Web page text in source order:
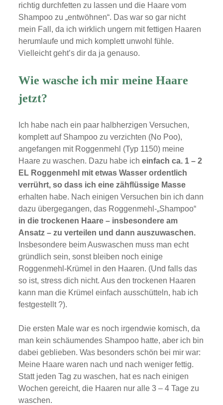
richtig durchfetten zu lassen und die Haare vom
Shampoo zu „entwöhnen“. Das war so gar nicht
mein Fall, da ich wirklich ungern mit fettigen Haaren
herumlaufe und mich komplett unwohl fühle.
Vielleicht geht’s dir da ja genauso.
Wie wasche ich mir meine Haare
jetzt?
Ich habe nach ein paar halbherzigen Versuchen,
komplett auf Shampoo zu verzichten (No Poo),
angefangen mit Roggenmehl (Typ 1150) meine
Haare zu waschen. Dazu habe icheinfach ca. 1 – 2
EL Roggenmehl mit etwas Wasser ordentlich
verrührt, so dass ich eine zähflüssige Masse
erhalten habe. Nach einigen Versuchen bin ich dann
dazu übergegangen, das Roggenmehl-„Shampoo“
in die trockenen Haare – insbesondere am
Ansatz – zu verteilen und dann auszuwaschen.
Insbesondere beim Auswaschen muss man echt
gründlich sein, sonst bleiben noch einige
Roggenmehl-Krümel in den Haaren. (Und falls das
so ist, stress dich nicht. Aus den trockenen Haaren
kann man die Krümel einfach ausschütteln, hab ich
festgestellt ?).
Die ersten Male war es noch irgendwie komisch, da
man kein schäumendes Shampoo hatte, aber ich bin
dabei geblieben. Was besonders schön bei mir war:
Meine Haare waren nach und nach weniger fettig.
Statt jeden Tag zu waschen, hat es nach einigen
Wochen gereicht, die Haaren nur alle 3 – 4 Tage zu
waschen.